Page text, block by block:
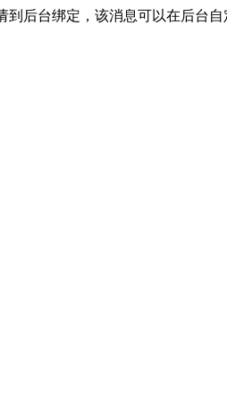
到后台绑定，该消息可以在后台自